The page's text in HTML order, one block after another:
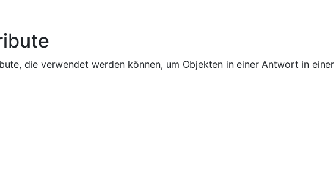
die verwendet werden können, um Objekten in einer Antwort in